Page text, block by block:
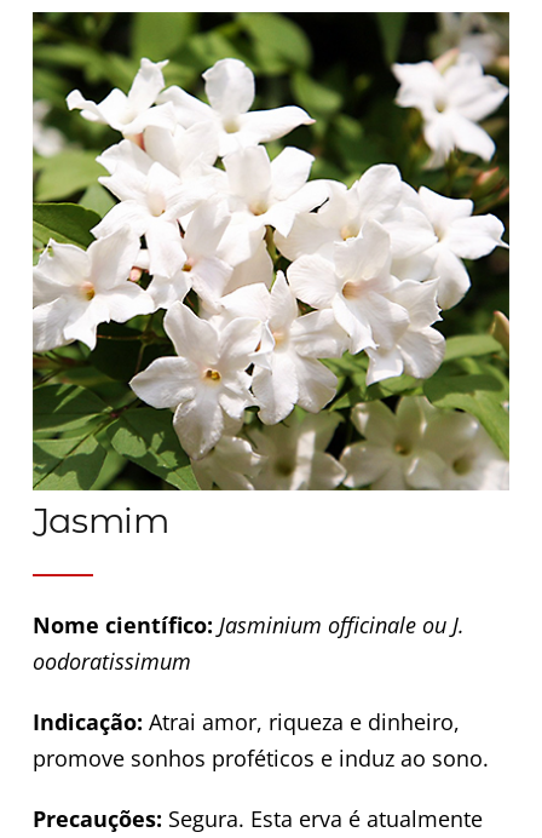
Jasmim
Nome científico: Jasminium officinale ou J.
oodoratissimum
Indicação: Atrai amor, riqueza e dinheiro,
promove sonhos proféticos e induz ao sono.
Precauções: Segura. Esta erva é atualmente